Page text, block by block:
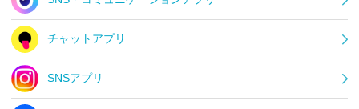
チャットアプリ
SNSアプリ